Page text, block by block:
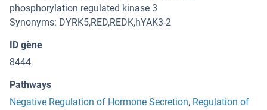
phosphorylation regulated kinase 3
Synonyms: DYRK5,RED,REDK,hYAK3-2
ID gène
8444
Pathways
Negative Regulation of Hormone Secretion, Regulation of